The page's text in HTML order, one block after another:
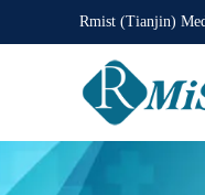
Rmist (Tianjin)